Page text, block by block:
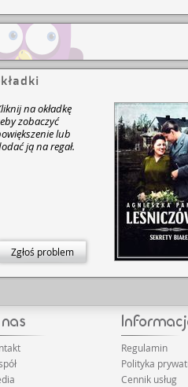
na okładkę
zobaczyć
lub
ją na regał.
Zgłoś problem
Regulamin
Polityka
Cennik usług